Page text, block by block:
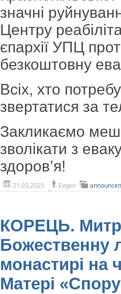
значні
Центру
єпархії УПЦ
безкоштовну
Всіх, хто
звертатися за
Закликаємо
зволікати з
здоров’я!
21.03.2025 Evgen
КОРЕЦЬ.
Божественну
монастирі на
Матері